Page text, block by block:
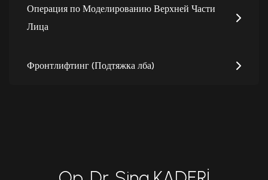
Операция по Моделированию Верхней Части
Лица
Фронтлифтинг (Подтяжка лба)